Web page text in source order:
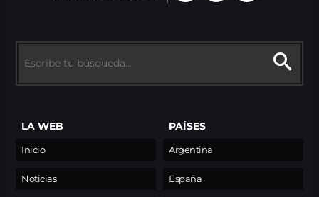
LA WEB
Inicio
Noticias
PAÍSES
Argentina
España